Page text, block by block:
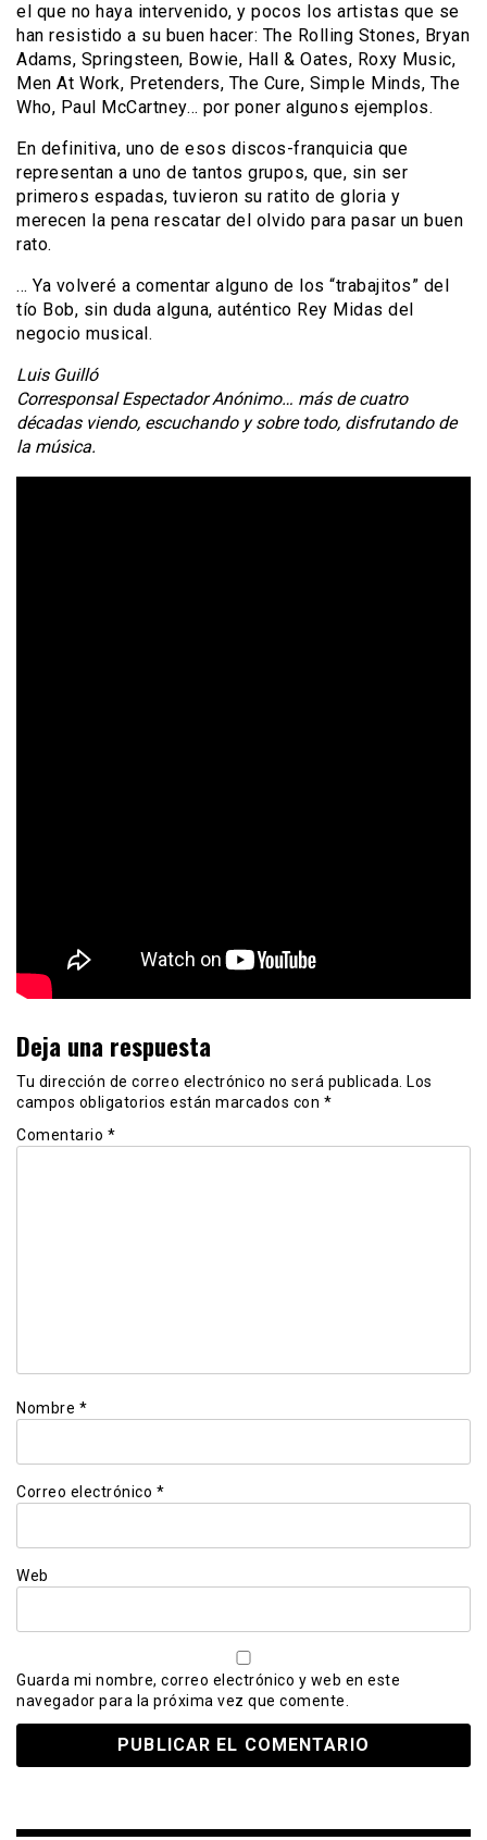
el que no haya intervenido, y pocos los artistas que se
han resistido a su buen hacer: The Rolling Stones, Bryan
Adams, Springsteen, Bowie, Hall & Oates, Roxy Music,
Men At Work, Pretenders, The Cure, Simple Minds, The
Who, Paul McCartney… por poner algunos ejemplos.
En definitiva, uno de esos discos-franquicia que
representan a uno de tantos grupos, que, sin ser
primeros espadas, tuvieron su ratito de gloria y
merecen la pena rescatar del olvido para pasar un buen
rato.
… Ya volveré a comentar alguno de los “trabajitos” del
tío Bob, sin duda alguna, auténtico Rey Midas del
negocio musical.
Luis Guilló
Corresponsal Espectador Anónimo… más de cuatro
décadas viendo, escuchando y sobre todo, disfrutando de
la música.
Deja una respuesta
Tu dirección de correo electrónico no será publicada. Los
campos obligatorios están marcados con *
Comentario *
Nombre *
Correo electrónico *
Web
Guarda mi nombre, correo electrónico y web en este
navegador para la próxima vez que comente.